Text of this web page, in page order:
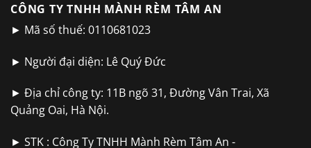
CÔNG TY TNHH MÀNH RÈM TÂM AN
► Mã số thuế: 0110681023
► Người đại diện: Lê Quý Đức
► Địa chỉ công ty: 11B ngõ 31, Đường Vân Trai, Xã
Quảng Oai, Hà Nội.
► STK : Công Ty TNHH Mành Rèm Tâm An -